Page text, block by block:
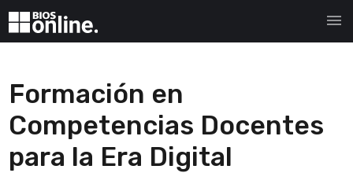
menu
Formación en
Competencias Docentes
para la Era Digital